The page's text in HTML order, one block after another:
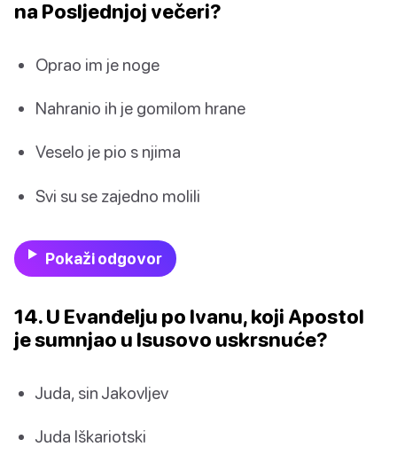
na Posljednjoj večeri?
Oprao im je noge
Nahranio ih je gomilom hrane
Veselo je pio s njima
Svi su se zajedno molili
Pokaži odgovor
14. U Evanđelju po Ivanu, koji Apostol
je sumnjao u Isusovo uskrsnuće?
Juda, sin Jakovljev
Juda Iškariotski